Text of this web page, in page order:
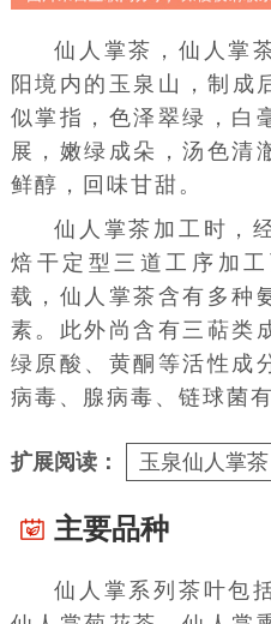
仙人掌茶，仙人掌
阳境内的 玉泉山
，制成
似掌指，色泽翠绿，白
展，嫩绿成朵，汤色清
鲜醇，回味甘甜。
仙人掌茶加工时，
焙干定型三道工序加
载，仙人掌茶含有多种
素。此外尚含有三萜类
绿原酸、黄酮等活性成
病毒、腺病毒、链球菌
扩展阅读： 玉泉仙人掌茶
主要品种
仙人掌系列茶叶包